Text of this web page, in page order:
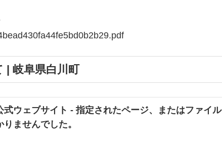
| 岐阜県白川町
式ウェブサイト - 指定されたページ、またはファイル
りませんでした。